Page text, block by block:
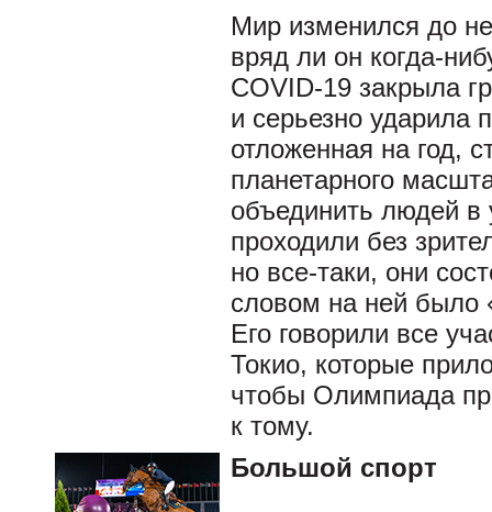
Мир изменился до
вряд ли он когда-
COVID-19 закрыла
и серьезно ударила
отложенная на год,
планетарного
объединить людей в
проходили без
но все-таки, они
словом на ней было
Его говорили все
Токио, которые
чтобы Олимпиада
к тому.
Большой спорт